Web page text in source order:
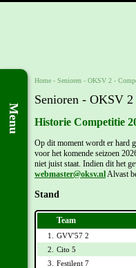
Menu
Home - Senioren - OKSV 2 -
Senioren - OKSV 2
Historie Competitie
Op dit moment wordt er hard
voor het komende seizoen
niet juist staat. Indien dit het
webmaster@oksv.nl Alvast
Stand
Team
1. GVV'57 2
2.
Cito 5
3.
Festilent 7